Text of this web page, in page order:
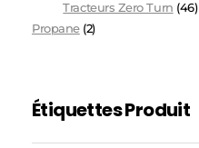
Tracteurs Zero Turn (46)
Propane (2)
Étiquettes Produit